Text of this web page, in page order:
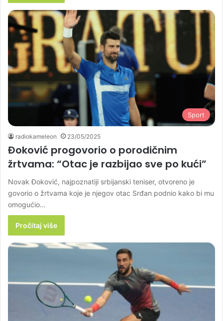
Sport
radiokameleon 23/05/2025
Đoković progovorio o porodičnim
žrtvama: “Otac je razbijao sve po kući”
Novak Đoković, najpoznatiji srbijanski teniser, otvoreno je
govorio o žrtvama koje je njegov otac Srđan podnio kako bi mu
omogućio…
Pročitaj više